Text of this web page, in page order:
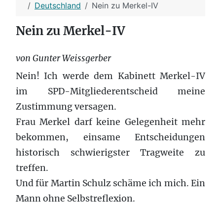
Deutschland
Nein zu Merkel-IV
Nein zu Merkel-IV
von Gunter Weissgerber
Nein! Ich werde dem Kabinett Merkel-IV
im SPD-Mitgliederentscheid meine
Zustimmung versagen.
Frau Merkel darf keine Gelegenheit mehr
bekommen, einsame Entscheidungen
historisch schwierigster Tragweite zu
treffen.
Und für Martin Schulz schäme ich mich. Ein
Mann ohne Selbstreflexion.